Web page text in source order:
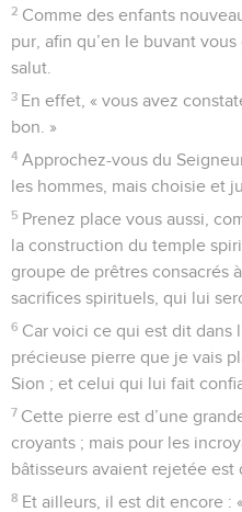
2 Comme des enfants
pur, afin qu’en le buvant
salut.
3 En effet, « vous avez
bon. »
4 Approchez-vous du
les hommes, mais choisie et
5 Prenez place vous aussi,
la construction du temple
groupe de prêtres consacrés
sacrifices spirituels, qui lui
6 Car voici ce qui est dit dans
précieuse pierre que je vais
Sion ; et celui qui lui fait
7 Cette pierre est d’une
croyants ; mais pour les
bâtisseurs avaient rejetée
8 Et ailleurs, il est dit encore :